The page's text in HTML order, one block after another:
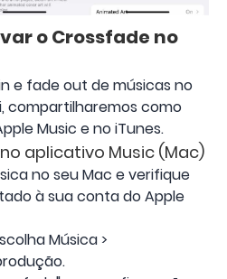
o Crossfade no
e fade out de músicas no
compartilharemos como
Music e no iTunes.
aplicativo Music (Mac)
no seu Mac e verifique
à sua conta do Apple
Música >